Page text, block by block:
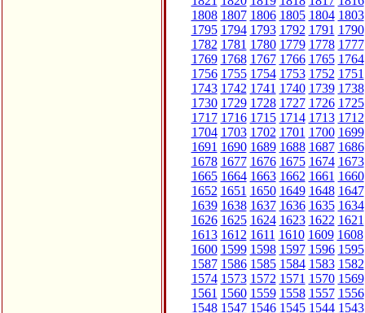
1808 1807 1806 1805 1804 1803
1795 1794 1793 1792 1791 1790
1782 1781 1780 1779 1778 1777
1769 1768 1767 1766 1765 1764
1756 1755 1754 1753 1752 1751
1743 1742 1741 1740 1739 1738
1730 1729 1728 1727 1726 1725
1717 1716 1715 1714 1713 1712
1704 1703 1702 1701 1700 1699
1691 1690 1689 1688 1687 1686
1678 1677 1676 1675 1674 1673
1665 1664 1663 1662 1661 1660
1652 1651 1650 1649 1648 1647
1639 1638 1637 1636 1635 1634
1626 1625 1624 1623 1622 1621
1613 1612 1611 1610 1609 1608
1600 1599 1598 1597 1596 1595
1587 1586 1585 1584 1583 1582
1574 1573 1572 1571 1570 1569
1561 1560 1559 1558 1557 1556
1548 1547 1546 1545 1544 1543